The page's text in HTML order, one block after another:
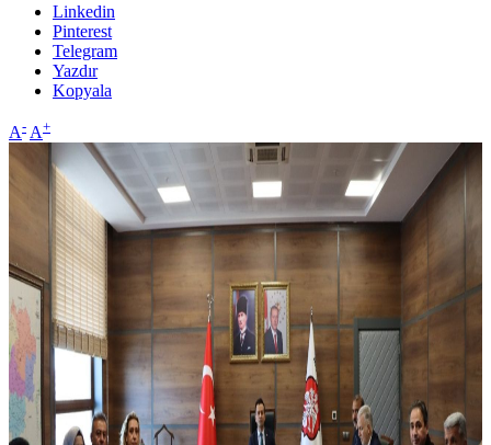
Linkedin
Pinterest
Telegram
Yazdır
Kopyala
A- A+